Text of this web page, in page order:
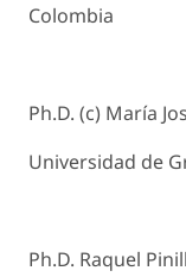
Colombia
Ph.D. (c) María
Universidad de
Ph.D. Raquel